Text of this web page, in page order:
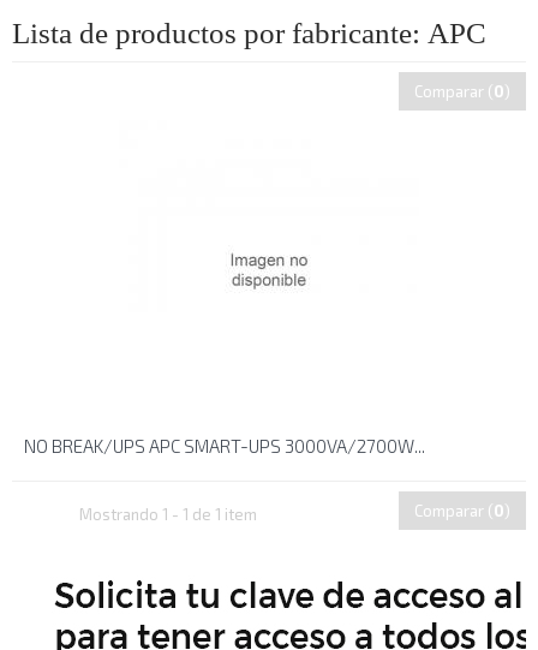
Lista de productos por fabricante: APC
Comparar (0)
NO BREAK/UPS APC SMART-UPS 3000VA/2700W...
Mostrando 1 - 1 de 1 item Comparar (0)